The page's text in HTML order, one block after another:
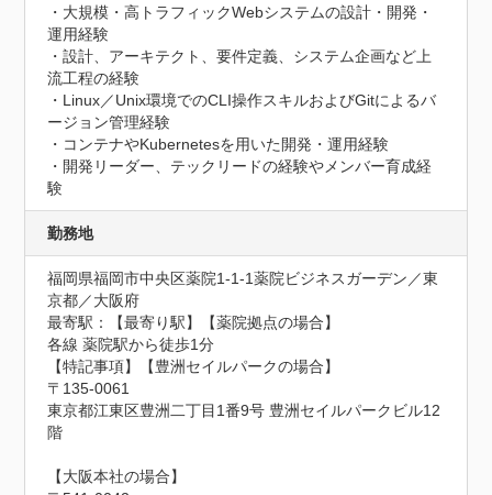
・大規模・高トラフィックWebシステムの設計・開発・
運用経験
・設計、アーキテクト、要件定義、システム企画など上
流工程の経験
・Linux／Unix環境でのCLI操作スキルおよびGitによるバ
ージョン管理経験
・コンテナやKubernetesを用いた開発・運用経験
・開発リーダー、テックリードの経験やメンバー育成経
験
勤務地
福岡県福岡市中央区薬院1-1-1薬院ビジネスガーデン／東
京都／大阪府
最寄駅：【最寄り駅】【薬院拠点の場合】
各線 薬院駅から徒歩1分
【特記事項】【豊洲セイルパークの場合】
〒135-0061
東京都江東区豊洲二丁目1番9号 豊洲セイルパークビル12
階
【大阪本社の場合】